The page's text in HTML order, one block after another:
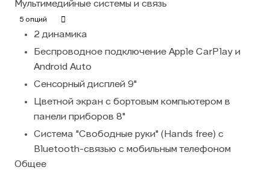
Мультимедийные системы и связь
5 опций
2 динамика
Беспроводное подключение Apple CarPlay и
Android Auto
Сенсорный дисплей 9"
Цветной экран с бортовым компьютером в
панели приборов 8"
Система "Свободные руки" (Hands free) с
Bluetooth-связью с мобильным телефоном
Общее